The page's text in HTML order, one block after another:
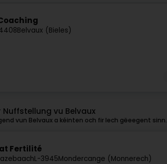
Belvaux (Bieles)
vu Belvaux
vun Belvaux a kéinten och fir Iech gëeegent sinn.
Fertilité
L-3945Mondercange (Monnerech)